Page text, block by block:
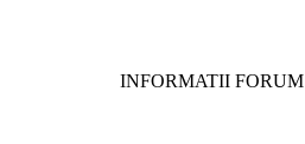
INFORMATII FORUM